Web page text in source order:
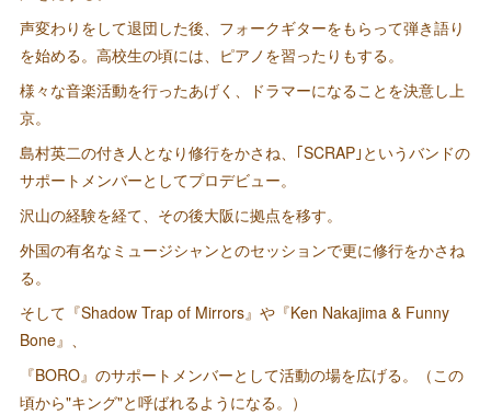
声変わりをして退団した後、フォークギターをもらって弾き語り
を始める。高校生の頃には、ピアノを習ったりもする。
様々な音楽活動を行ったあげく、ドラマーになることを決意し上
京。
島村英二の付き人となり修行をかさね、｢SCRAP｣というバンドの
サポートメンバーとしてプロデビュー。
沢山の経験を経て、その後大阪に拠点を移す。
外国の有名なミュージシャンとのセッションで更に修行をかさね
る。
そして『Shadow Trap of Mirrors』や『Ken Nakajima & Funny
Bone』、
『BORO』のサポートメンバーとして活動の場を広げる。（この
頃から"キング"と呼ばれるようになる。）